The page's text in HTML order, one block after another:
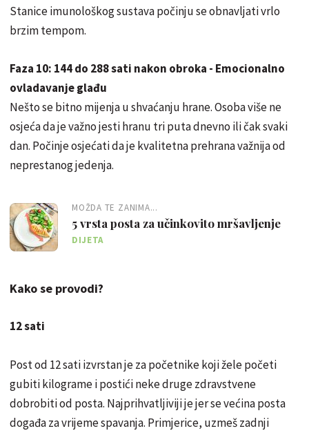
Stanice imunološkog sustava počinju se obnavljati vrlo
brzim tempom.
Faza 10: 144 do 288 sati nakon obroka - Emocionalno
ovladavanje glađu
Nešto se bitno mijenja u shvaćanju hrane. Osoba više ne
osjeća da je važno jesti hranu tri puta dnevno ili čak svaki
dan. Počinje osjećati da je kvalitetna prehrana važnija od
neprestanog jedenja.
MOŽDA TE ZANIMA...
5 vrsta posta za učinkovito mršavljenje
DIJETA
Kako se provodi?
12 sati
Post od 12 sati izvrstan je za početnike koji žele početi
gubiti kilograme i postići neke druge zdravstvene
dobrobiti od posta. Najprihvatljiviji je jer se većina posta
događa za vrijeme spavanja. Primjerice, uzmeš zadnji